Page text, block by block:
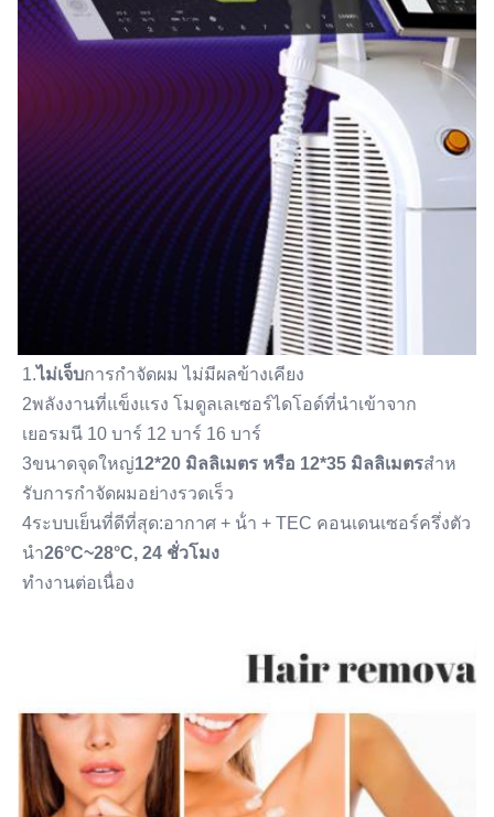
1.ไม่เจ็บการกําจัดผม ไม่มีผลข้างเคียง
2พลังงานที่แข็งแรง โมดูลเลเซอร์ไดโอด์ที่นําเข้าจาก
เยอรมนี 10 บาร์ 12 บาร์ 16 บาร์
3ขนาดจุดใหญ่12*20 มิลลิเมตร หรือ 12*35 มิลลิเมตรสําห
รับการกําจัดผมอย่างรวดเร็ว
4ระบบเย็นที่ดีที่สุด:อากาศ + น้ํา + TEC คอนเดนเซอร์ครึ่งตัว
นํา26°C~28°C, 24 ชั่วโมง
ทํางานต่อเนื่อง